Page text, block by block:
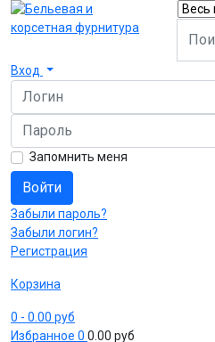
Вход
Логин
Пароль
Запомнить меня
Войти
Забыли пароль?
Забыли логин?
Регистрация
Корзина
0 - 0.00 руб
Избранное 0 0.00 руб